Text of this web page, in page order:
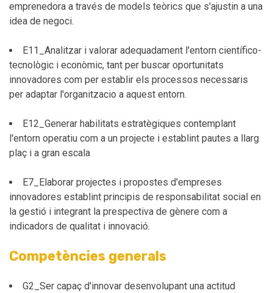
emprenedora a través de models teòrics que s'ajustin a una
idea de negoci.
E11_Analitzar i valorar adequadament l'entorn científico-
tecnològic i econòmic, tant per buscar oportunitats
innovadores com per establir els processos necessaris
per adaptar l'organitzacio a aquest entorn.
E12_Generar habilitats estratègiques contemplant
l'entorn operatiu com a un projecte i establint pautes a llarg
plaç i a gran escala
E7_Elaborar projectes i propostes d'empreses
innovadores establint principis de responsabilitat social en
la gestió i integrant la prespectiva de gènere com a
indicadors de qualitat i innovació.
Competències generals
G2_Ser capaç d'innovar desenvolupant una actitud